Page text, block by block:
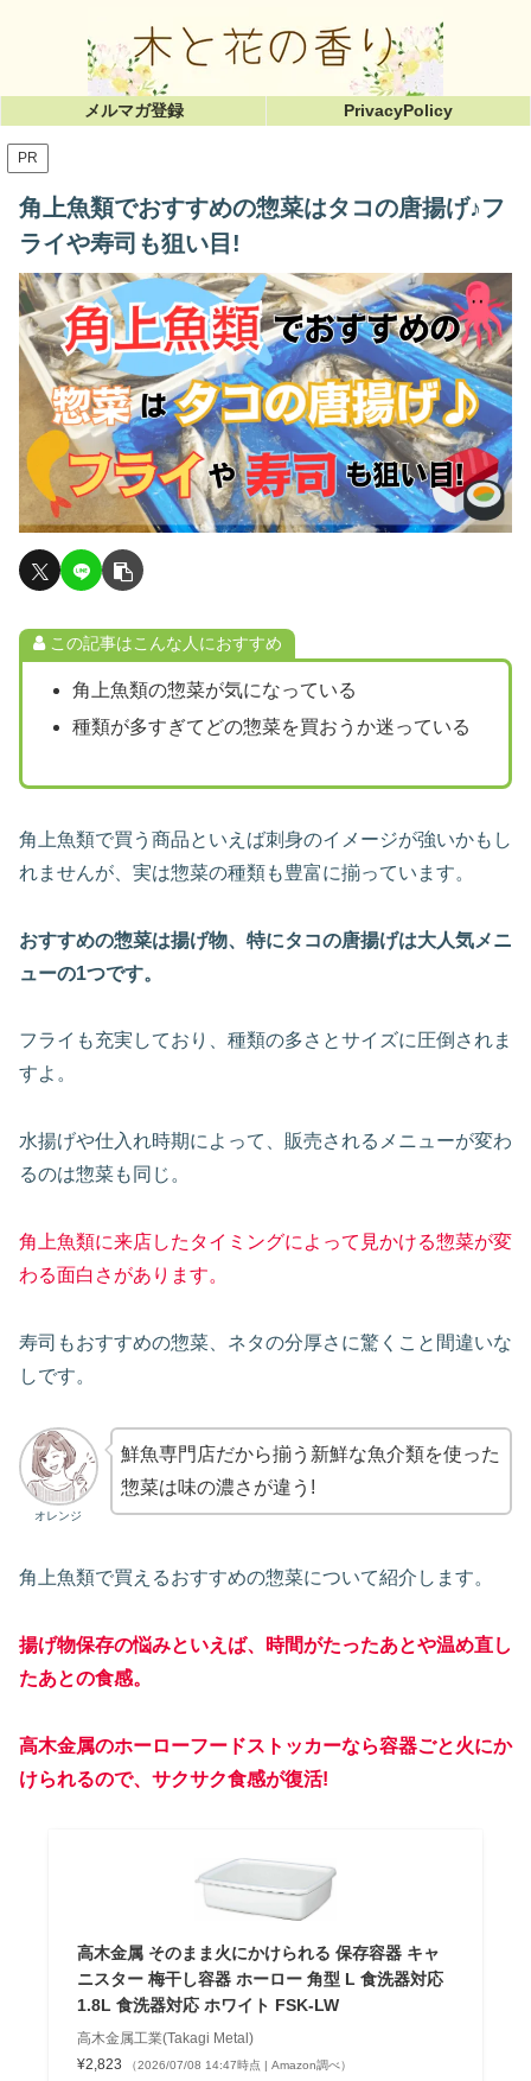
メルマガ登録 PrivacyPolicy
PR
角上魚類でおすすめの惣菜はタコの唐揚げ♪フ
ライや寿司も狙い目!
この記事はこんな人におすすめ
角上魚類の惣菜が気になっている
種類が多すぎてどの惣菜を買おうか迷っている
角上魚類で買う商品といえば刺身のイメージが強いかもし
れませんが、実は惣菜の種類も豊富に揃っています。
おすすめの惣菜は揚げ物、特にタコの唐揚げは大人気メニ
ューの1つです。
フライも充実しており、種類の多さとサイズに圧倒されま
すよ。
水揚げや仕入れ時期によって、販売されるメニューが変わ
るのは惣菜も同じ。
角上魚類に来店したタイミングによって見かける惣菜が変
わる面白さがあります。
寿司もおすすめの惣菜、ネタの分厚さに驚くこと間違いな
しです。
オレンジ
鮮魚専門店だから揃う新鮮な魚介類を使った
惣菜は味の濃さが違う!
角上魚類で買えるおすすめの惣菜について紹介します。
揚げ物保存の悩みといえば、時間がたったあとや温め直し
たあとの食感。
高木金属のホーローフードストッカーなら容器ごと火にか
けられるので、サクサク食感が復活!
高木金属 そのまま火にかけられる 保存容器 キャ
ニスター 梅干し容器 ホーロー 角型 L 食洗器対応
1.8L 食洗器対応 ホワイト FSK-LW
高木金属工業(Takagi Metal)
¥2,823
（2026/07/08 14:47時点 | Amazon調べ）